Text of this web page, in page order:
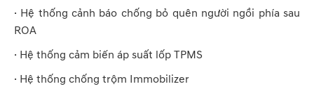
· Hệ thống cảnh báo chống bỏ quên người ngồi phía sau
ROA
· Hệ thống cảm biến áp suất lốp TPMS
· Hệ thống chống trộm Immobilizer